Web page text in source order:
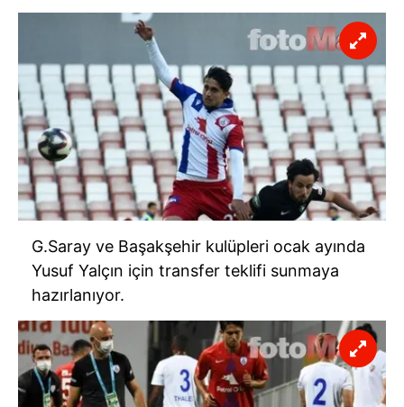
G.Saray ve Başakşehir kulüpleri ocak ayında
Yusuf Yalçın için transfer teklifi sunmaya
hazırlanıyor.